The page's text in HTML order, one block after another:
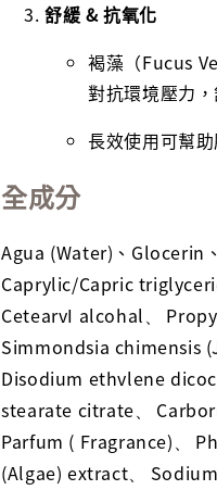
舒緩 & 抗氧化
褐藻（Fucus
對抗環境壓力
長效使用可幫
全成分
Agua (Water)、Glocerin
Caprylic/Capric
CetearvI alcohal、
Simmondsia chimensis
Disodium ethvlene
stearate citrate、
Parfum ( Fragrance)、
(Algae) extract、